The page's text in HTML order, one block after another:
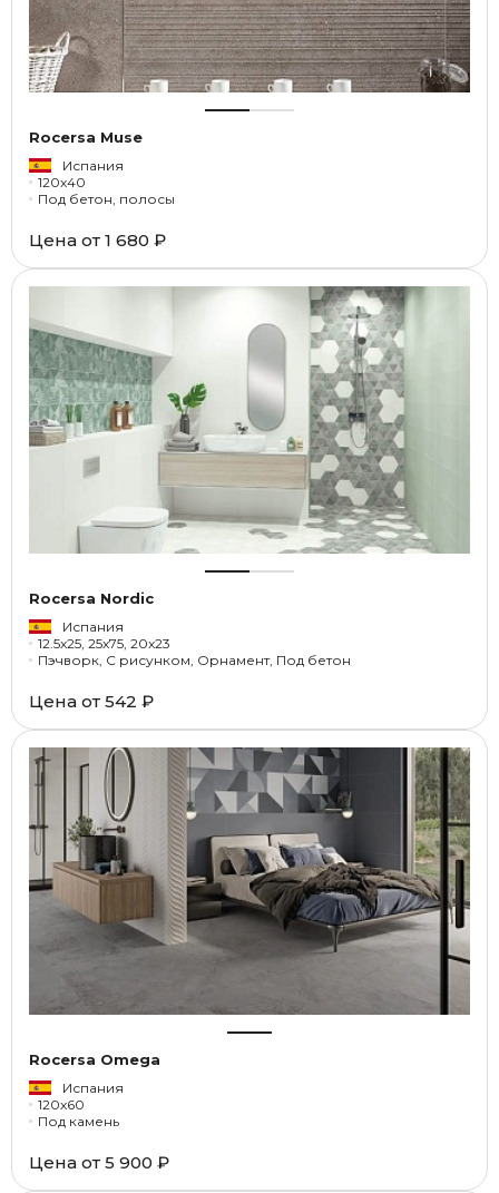
Rocersa Muse
Испания
120x40
Под бетон, полосы
Цена от 1 680 ₽
Rocersa Nordic
Испания
12.5x25, 25x75, 20x23
Пэчворк, С рисунком, Орнамент, Под бетон
Цена от 542 ₽
Rocersa Omega
Испания
120x60
Под камень
Цена от 5 900 ₽